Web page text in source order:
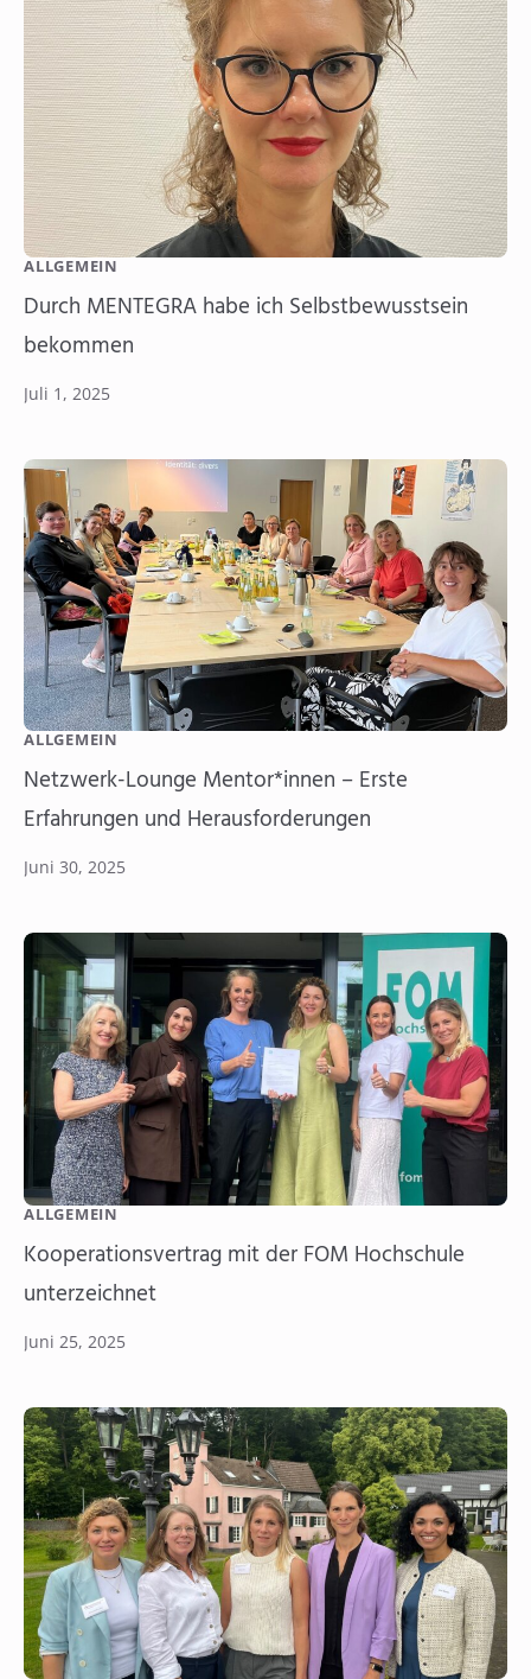
Durch MENTEGRA habe ich Selbstbewusstsein
bekommen
Juli 1, 2025
ALLGEMEIN
Netzwerk-Lounge Mentor*innen – Erste
Erfahrungen und Herausforderungen
Juni 30, 2025
ALLGEMEIN
Kooperationsvertrag mit der FOM Hochschule
unterzeichnet
Juni 25, 2025
ALLGEMEIN